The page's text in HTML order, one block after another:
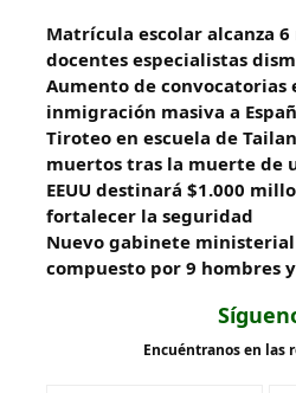
Matrícula escolar alcanza
docentes especialistas
Aumento de convocatorias
inmigración masiva a
Tiroteo en escuela de
muertos tras la muerte de
EEUU destinará $1.000
fortalecer la seguridad
Nuevo gabinete
compuesto por 9 hombres
Encuéntranos en las